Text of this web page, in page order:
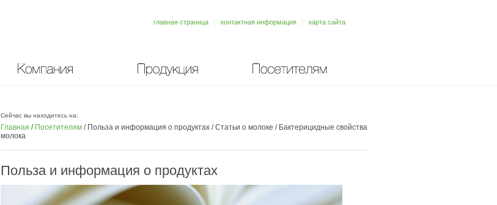
Компания Продукция Посетителям
главная страница контактная информация карта сайта
Сейчас вы находитесь на:
Главная / Посетителям / Польза и информация о продуктах /Статьи о молоке / Бактерицидные свойства
молока
Польза и информация о продуктах